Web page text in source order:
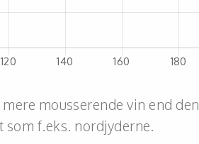
mousserende vin end den
som f.eks. nordjyderne.